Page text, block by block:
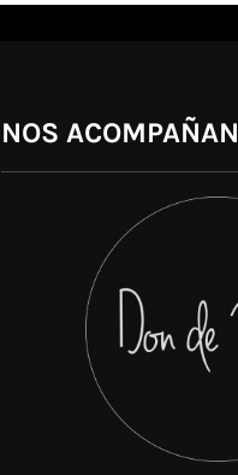
NOS ACOMPAÑAN